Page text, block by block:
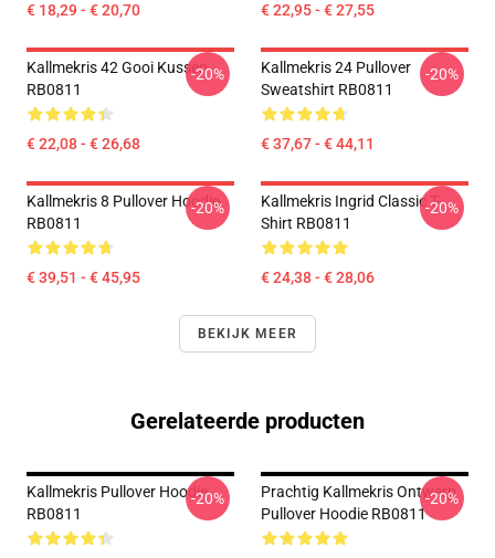
€ 18,29 - € 20,70 € 22,95 - € 27,55
Kallmekris 42 Gooi Kussen
RB0811
€ 22,08 - € 26,68
-20%
Kallmekris 24 Pullover
Sweatshirt RB0811
€ 37,67 - € 44,11
-20%
Kallmekris 8 Pullover Hoodie
RB0811
€ 39,51 - € 45,95
-20%
Kallmekris Ingrid Classic T-
Shirt RB0811
€ 24,38 - € 28,06
-20%
BEKIJK MEER
Gerelateerde producten
Kallmekris Pullover Hoodie
RB0811
-20%
Prachtig Kallmekris Ontwerp
Pullover Hoodie RB0811
-20%